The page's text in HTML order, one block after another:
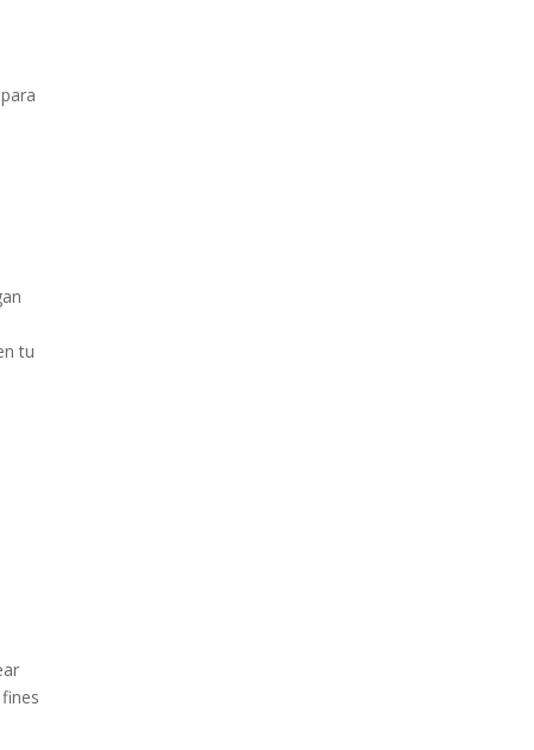
tu